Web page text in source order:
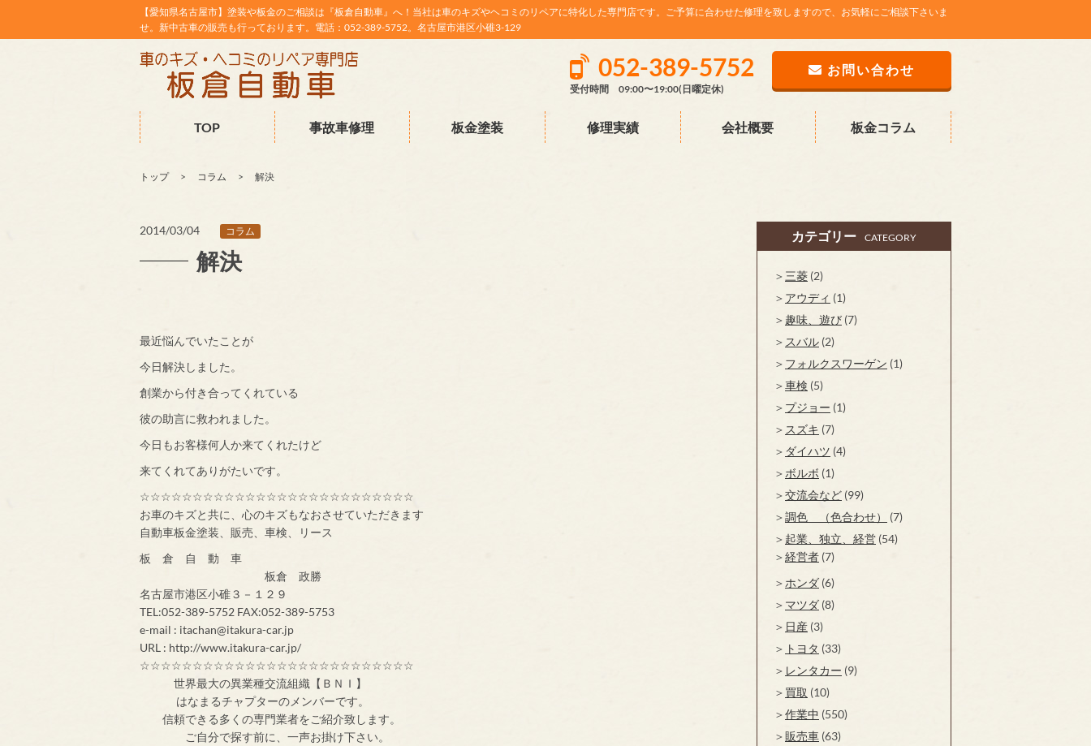
【愛知県名古屋市】塗装や板金のご相談は『板倉自動車』へ！当社は車のキズやヘコミのリペアに特化した専門店です。ご予算に合わせた修理を致しますので、お気軽にご相談下さいま
せ。新中古車の販売も行っております。電話：052-389-5752。名古屋市港区小碓3-129
052-389-5752
受付時間 09:00〜19:00(日曜定休)
お問い合わせ
TOP 事故車修理 板金塗装 修理実績 会社概要 板金コラム
トップ コラム 解決
2014/03/04 コラム
解決
最近悩んでいたことが
今日解決しました。
創業から付き合ってくれている
彼の助言に救われました。
今日もお客様何人か来てくれたけど
来てくれてありがたいです。
☆☆☆☆☆☆☆☆☆☆☆☆☆☆☆☆☆☆☆☆☆☆☆☆☆☆
お車のキズと共に、心のキズもなおさせていただきます
自動車板金塗装、販売、車検、リース
板 倉 自 動 車
板倉 政勝
名古屋市港区小碓３－１２９
TEL:052-389-5752 FAX:052-389-5753
e-mail : itachan@itakura-car.jp
URL : http://www.itakura-car.jp/
☆☆☆☆☆☆☆☆☆☆☆☆☆☆☆☆☆☆☆☆☆☆☆☆☆☆
世界最大の異業種交流組織【ＢＮＩ】
はなまるチャプターのメンバーです。
信頼できる多くの専門業者をご紹介致します。
ご自分で探す前に、一声お掛け下さい。
カテゴリー CATEGORY
三菱 (2)
アウディ (1)
趣味、遊び (7)
スバル (2)
フォルクスワーゲン (1)
車検 (5)
プジョー (1)
スズキ (7)
ダイハツ (4)
ボルボ (1)
交流会など (99)
調色 （色合わせ）
(7)
起業、独立、経営 (54)
経営者 (7)
ホンダ (6)
マツダ (8)
日産 (3)
トヨタ (33)
レンタカー (9)
買取 (10)
作業中 (550)
販売車 (63)